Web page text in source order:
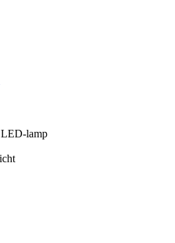
LED-lamp